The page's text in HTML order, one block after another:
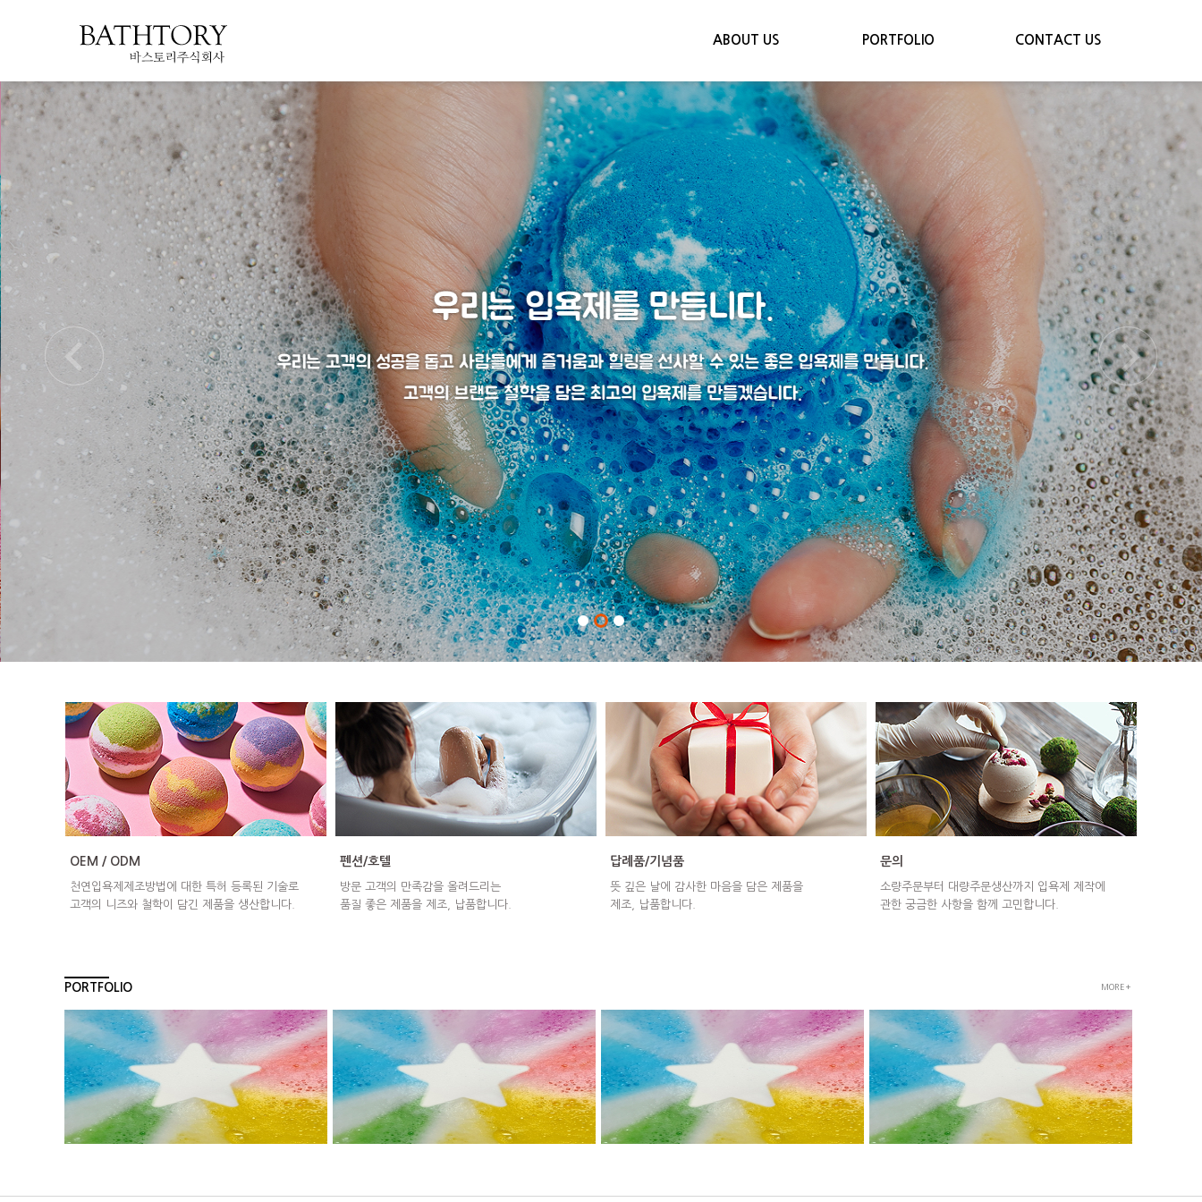
ABOUT US PORTFOLIO CONTACT US
OEM / ODM
천연입욕제제조방법에 대한 특허 등록된 기술로
고객의 니즈와 철학이 담긴 제품을 생산합니다.
펜션/호텔
방문 고객의 만족감을 올려드리는
품질 좋은 제품을 제조, 납품합니다.
답례품/기념품
뜻 깊은 날에 감사한 마음을 담은 제품을
제조, 납품합니다.
문의
소량주문부터 대량주문생산까지 입욕제 제작에
관한 궁금한 사항을 함께 고민합니다.
PORTFOLIO MORE+